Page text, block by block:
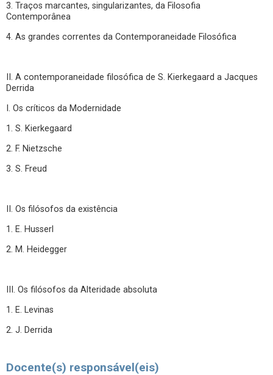
3. Traços marcantes, singularizantes, da Filosofia
Contemporânea
4. As grandes correntes da Contemporaneidade Filosófica
II. A contemporaneidade filosófica de S. Kierkegaard a Jacques
Derrida
I. Os críticos da Modernidade
1. S. Kierkegaard
2. F. Nietzsche
3. S. Freud
II. Os filósofos da existência
1. E. Husserl
2. M. Heidegger
III. Os filósofos da Alteridade absoluta
1. E. Levinas
2. J. Derrida
Docente(s) responsável(eis)